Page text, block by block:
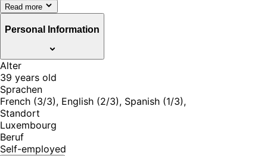
Read more
Personal Information
Alter
39 years old
Sprachen
French (3/3), English (2/3), Spanish (1/3),
Standort
Luxembourg
Beruf
Self-employed